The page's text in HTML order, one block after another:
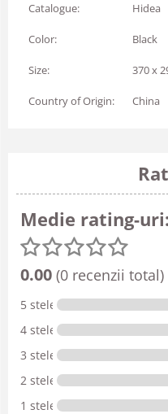
Catalogue: Hidea
Color: Black
Size: 370 x
Country of Origin: China
Medie rating-uri:
0.00 (0 recenzii total)
5 stele
4 stele
3 stele
2 stele
1 stele